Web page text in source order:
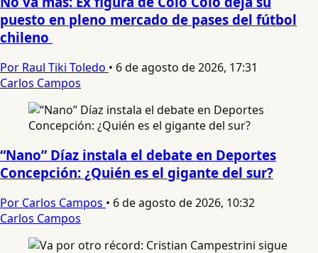
puesto en pleno mercado de pases del fútbol
chileno
Por Raul Tiki Toledo • 6 de agosto de 2026, 17:31
Carlos Campos
“Nano” Díaz instala el debate en Deportes
Concepción: ¿Quién es el gigante del sur?
Por Carlos Campos • 6 de agosto de 2026, 10:32
Carlos Campos